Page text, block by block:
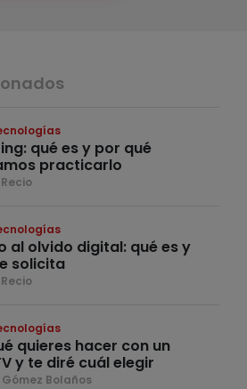
qué es y por qué
practicarlo
al olvido digital: qué es y
solicita
quieres hacer con un
y te diré cuál elegir
Bolaños